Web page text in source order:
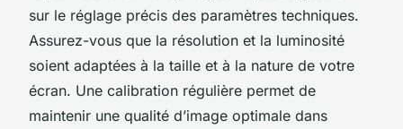
sur le réglage précis des paramètres techniques.
Assurez-vous que la résolution et la luminosité
soient adaptées à la taille et à la nature de votre
écran. Une calibration régulière permet de
maintenir une qualité d’image optimale dans